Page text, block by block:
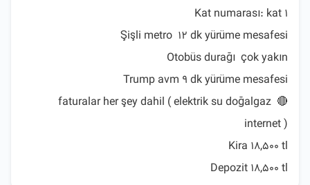
🔴 faturalar her şey dahil ( elektrik su doğalgaz
Depozit 18,500 tl